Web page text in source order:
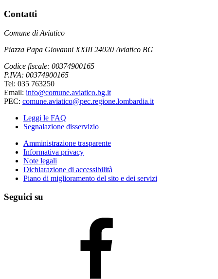
Contatti
Comune di Aviatico
Piazza Papa Giovanni XXIII 24020 Aviatico BG
Codice fiscale: 00374900165
P.IVA: 00374900165
Tel: 035 763250
Email: info@comune.aviatico.bg.it
PEC: comune.aviatico@pec.regione.lombardia.it
Leggi le FAQ
Segnalazione disservizio
Amministrazione trasparente
Informativa privacy
Note legali
Dichiarazione di accessibilità
Piano di miglioramento del sito e dei servizi
Seguici su